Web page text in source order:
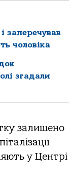
заперечував
чоловіка
згадали
залишено
у Центрі